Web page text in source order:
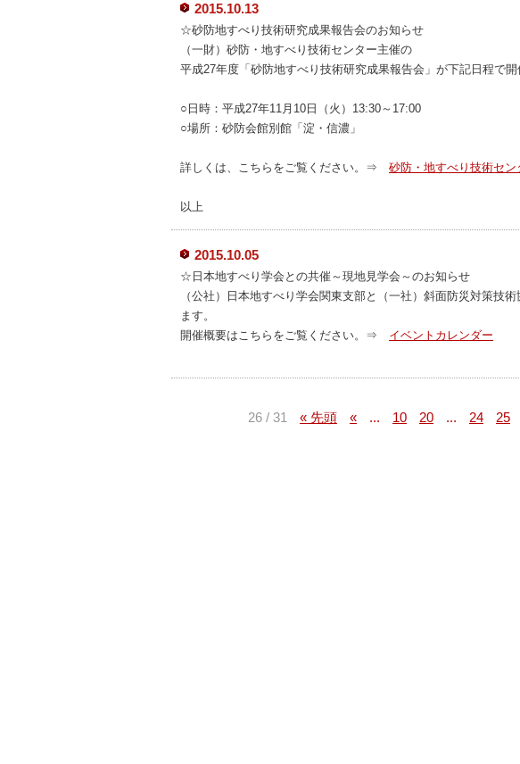
2015.10.13
☆砂防地すべり技術研究成果報告会のお知らせ
（一財）砂防・地すべり技術センター主催の
平成27年度「砂防地すべり技術研究成果報告会」が下記日程で開
○日時：平成27年11月10日（火）13:30～17:00
○場所：砂防会館別館「淀・信濃」
詳しくは、こちらをご覧ください。⇒ 砂防・地すべり技術セン
以上
2015.10.05
☆日本地すべり学会との共催～現地見学会～のお知らせ
（公社）日本地すべり学会関東支部と（一社）斜面防災対策技
ます。
開催概要はこちらをご覧ください。⇒ イベントカレンダー
26 / 31 « 先頭 « ... 10 20 ... 24 25